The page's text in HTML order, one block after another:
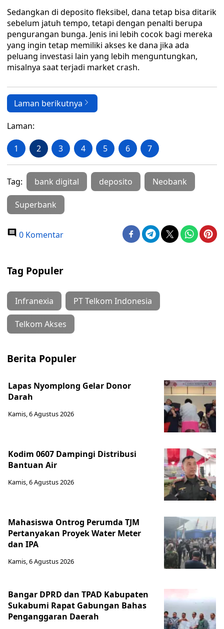
Sedangkan di deposito fleksibel, dana tetap bisa ditarik
sebelum jatuh tempo, tetapi dengan penalti berupa
pengurangan bunga. Jenis ini lebih cocok bagi mereka
yang ingin tetap memiliki akses ke dana jika ada
peluang investasi lain yang lebih menguntungkan,
misalnya saat terjadi market crash.
Laman berikutnya
Laman:
1 2 3 4 5 6 7
Tag: bank digital deposito Neobank
Superbank
0 Komentar
Tag Populer
Infranexia PT Telkom Indonesia
Telkom Akses
Berita Populer
Lapas Nyomplong Gelar Donor
Darah
Kamis, 6 Agustus 2026
Kodim 0607 Dampingi Distribusi
Bantuan Air
Kamis, 6 Agustus 2026
Mahasiswa Ontrog Perumda TJM
Pertanyakan Proyek Water Meter
dan IPA
Kamis, 6 Agustus 2026
Bangar DPRD dan TPAD Kabupaten
Sukabumi Rapat Gabungan Bahas
Penganggaran Daerah